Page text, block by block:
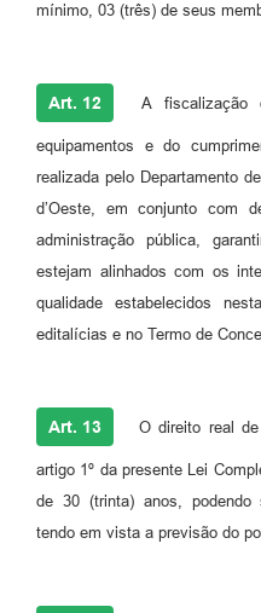
mínimo, 03 (três) de seus
Art. 12 A fiscalização
equipamentos e do
realizada pelo Departamento
d’Oeste, em conjunto com
administração pública,
estejam alinhados com os
qualidade estabelecidos
editalícias e no Termo de
Art. 13 O direito real
artigo 1º da presente Lei
de 30 (trinta) anos, podendo
tendo em vista a previsão do